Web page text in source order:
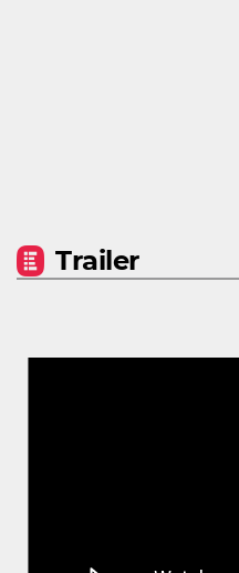
Trailer